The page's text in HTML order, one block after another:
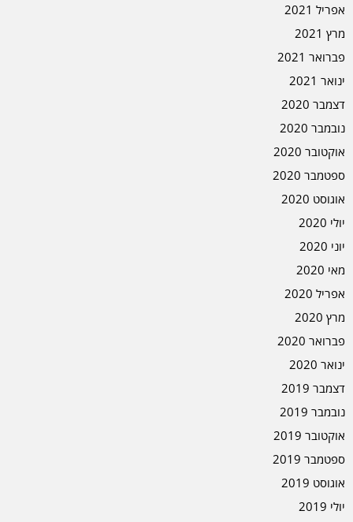
אפריל 2021
מרץ 2021
פברואר 2021
ינואר 2021
דצמבר 2020
נובמבר 2020
אוקטובר 2020
ספטמבר 2020
אוגוסט 2020
יולי 2020
יוני 2020
מאי 2020
אפריל 2020
מרץ 2020
פברואר 2020
ינואר 2020
דצמבר 2019
נובמבר 2019
אוקטובר 2019
ספטמבר 2019
אוגוסט 2019
יולי 2019